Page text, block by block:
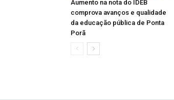
Aumento na nota do IDEB
comprova avanços e qualidade
da educação pública de Ponta
Porã